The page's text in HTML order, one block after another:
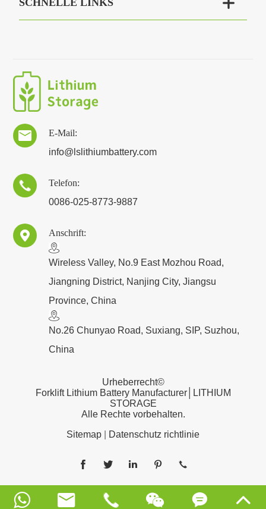
SCHNELLE LINKS

E-Mail:
info@lslithiumbattery.com

Telefon:
0086-025-8773-9887
 Anschrift:
​Wireless Valley, No.9 East Mozhou Road,
Jiangning District, Nanjing City, Jiangsu
Province, China
No.26 Chunyao Road, Suxiang, SIP, Suzhou,
China
Urheberrecht©
Forklift Lithium Battery Manufacturer│LITHIUM
STORAGE
Alle Rechte vorbehalten.
Sitemap
Datenschutz richtlinie
    
     